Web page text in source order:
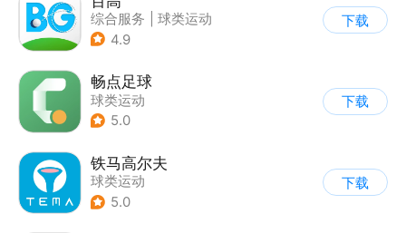
综合服务
球类运动
4.9
下载
畅点足球
球类运动
5.0
下载
铁马高尔夫
球类运动
5.0
下载